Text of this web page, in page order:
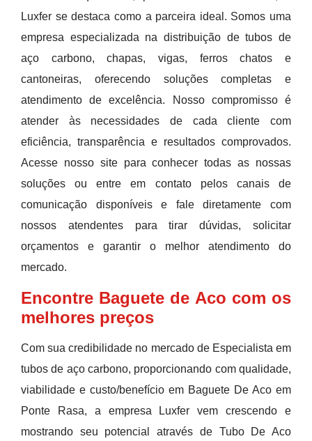
Luxfer se destaca como a parceira ideal. Somos uma
empresa especializada na distribuição de tubos de
aço carbono, chapas, vigas, ferros chatos e
cantoneiras, oferecendo soluções completas e
atendimento de excelência. Nosso compromisso é
atender às necessidades de cada cliente com
eficiência, transparência e resultados comprovados.
Acesse nosso site para conhecer todas as nossas
soluções ou entre em contato pelos canais de
comunicação disponíveis e fale diretamente com
nossos atendentes para tirar dúvidas, solicitar
orçamentos e garantir o melhor atendimento do
mercado.
Encontre Baguete de Aco com os
melhores preços
Com sua credibilidade no mercado de Especialista em
tubos de aço carbono, proporcionando com qualidade,
viabilidade e custo/benefício em Baguete De Aco em
Ponte Rasa, a empresa Luxfer vem crescendo e
mostrando seu potencial através de Tubo De Aco